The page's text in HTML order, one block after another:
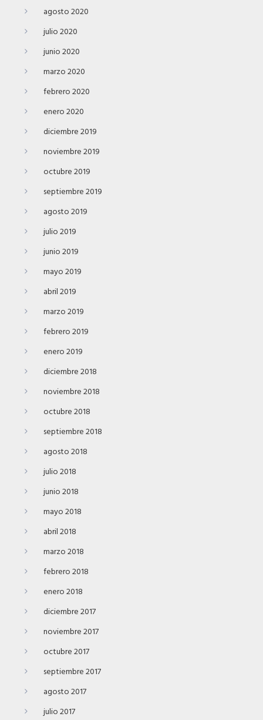
agosto 2020
julio 2020
junio 2020
marzo 2020
febrero 2020
enero 2020
diciembre 2019
noviembre 2019
octubre 2019
septiembre 2019
agosto 2019
julio 2019
junio 2019
mayo 2019
abril 2019
marzo 2019
febrero 2019
enero 2019
diciembre 2018
noviembre 2018
octubre 2018
septiembre 2018
agosto 2018
julio 2018
junio 2018
mayo 2018
abril 2018
marzo 2018
febrero 2018
enero 2018
diciembre 2017
noviembre 2017
octubre 2017
septiembre 2017
agosto 2017
julio 2017